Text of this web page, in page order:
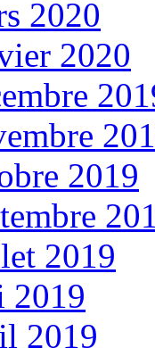
2020
2020
2019
2019
2019
2019